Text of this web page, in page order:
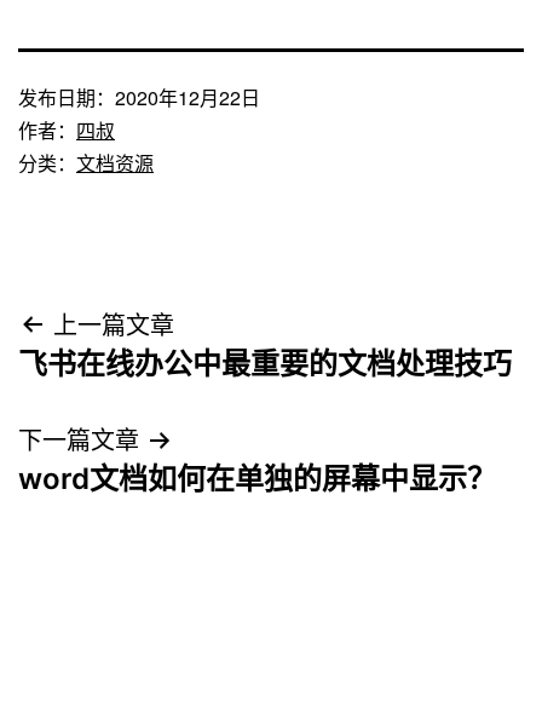
发布日期： 2020年12月22日
作者： 四叔
分类： 文档资源
文
章
导
航
上一篇文章
飞书在线办公中最重要的文档处理技巧
下一篇文章
word文档如何在单独的屏幕中显示？